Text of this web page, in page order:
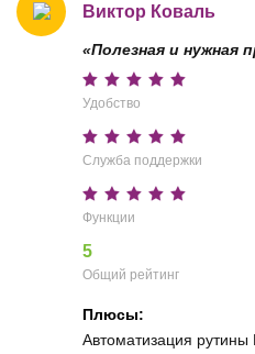
Виктор Коваль
«Полезная и нужная
Удобство
Служба поддержки
Функции
5
Общий рейтинг
Плюсы:
Автоматизация